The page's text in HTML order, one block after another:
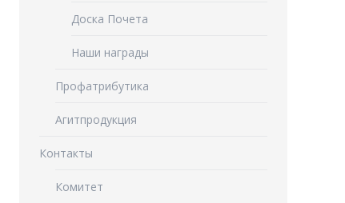
Доска Почета
Наши награды
Профатрибутика
Агитпродукция
Контакты
Комитет